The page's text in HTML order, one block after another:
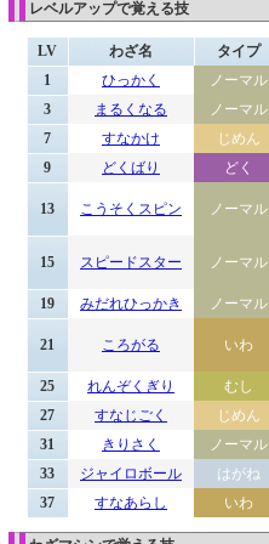
レベルアップで覚える技
LV わざ名 タイプ
1
ひっかく ノーマル
3
まるくなる ノーマル
7
すなかけ じめん
9
どくばり どく
13 こうそくスピン ノーマル
15 スピードスター ノーマル
19 みだれひっかき ノーマル
21 ころがる いわ
25
れんぞくぎり むし
27
すなじごく じめん
31
きりさく ノーマル
33
ジャイロボール はがね
37
すなあらし いわ